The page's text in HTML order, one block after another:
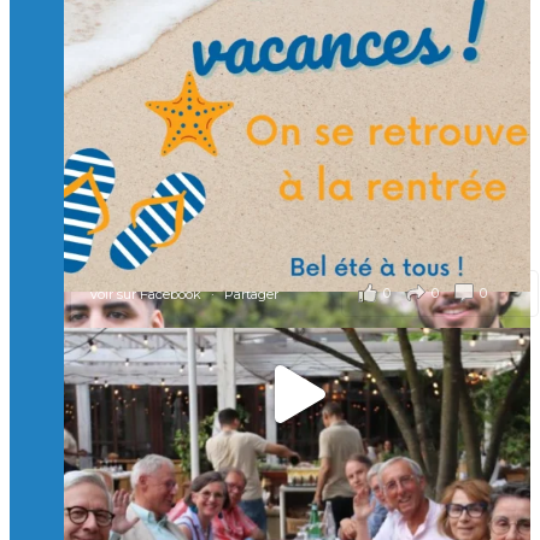
et contribuons ensemble à former les générations
d’ingénieurs de demain. 🙏
Merci à tous !
🎯 Taxe d’apprentissage 2026 : avec l'Isep, investissez pour
un numérique au service de l'humain !
À l’Isep, nous formons des ingénieurs, des bachelors, des
Mastères Spécialisés, qui allient excellence technologique et
valeurs humaines, au cœur de notre pro
...Voir plus
il y a 2 mois
0 0 0
Voir sur Facebook · Partager
🚀Afterwork à Genève 🚀
🥳 Le 22 avril dernier, 14 Alumni vivant / travaillant
en Suisse ont partagé un moment convivial de
retrouvailles et d'échanges !
Merci à tous pour votre présence et à Alexandre